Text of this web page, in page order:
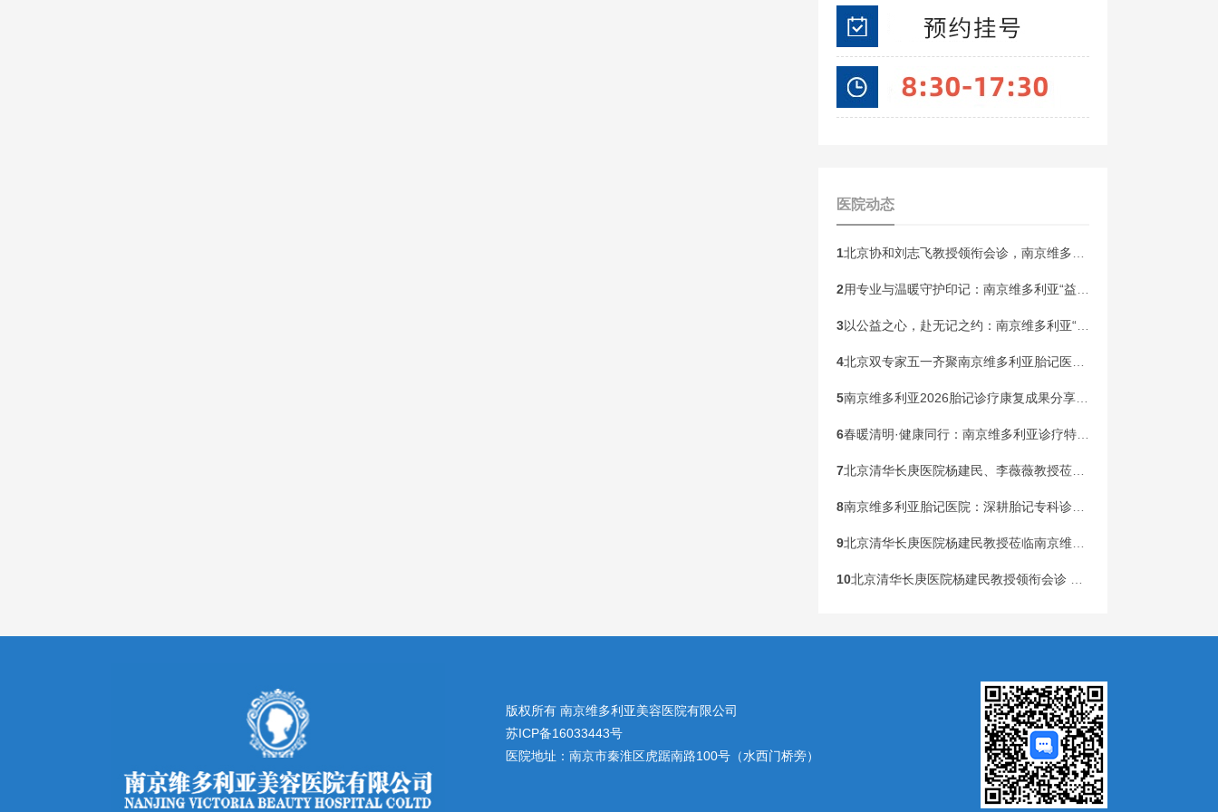
医院动态
1北京协和刘志飞教授领衔会诊，南京维多利亚胎记开启“无记童年·胎记血管瘤公益祛记”健康行动！
2用专业与温暖守护印记：南京维多利亚“益心护航”胎记患者皮肤健康关爱计划即将启动
3以公益之心，赴无记之约：南京维多利亚“无记人生”胎记精准诊疗帮扶计划本周末启动！
4北京双专家五一齐聚南京维多利亚胎记医院！开展京宁专家联合会诊
5南京维多利亚2026胎记诊疗康复成果分享会，共同见证康复新生
6春暖清明·健康同行：南京维多利亚诊疗特邀北京清华长庚李薇薇教授亲诊，惠民行动同步落地
7北京清华长庚医院杨建民、李薇薇教授莅临南京维多利亚，国庆黄金周盛大开启胎记专病联合会诊！
8南京维多利亚胎记医院：深耕胎记专科诊疗，构建全龄健康管理新范式
9北京清华长庚医院杨建民教授莅临南京维多利亚胎记诊疗，本周末联合会诊开启！
10北京清华长庚医院杨建民教授领衔会诊 国家级公益基金助力胎记患儿健康行动在宁启动
版权所有 南京维多利亚美容医院有限公司
苏ICP备16033443号
医院地址：南京市秦淮区虎踞南路100号（水西门桥旁）